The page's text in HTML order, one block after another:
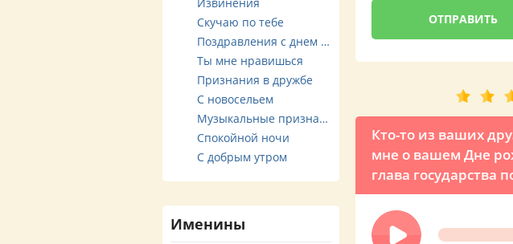
Кто-то из ваших
мне о вашем Дне
глава государства
друга Арсена по
Скучаю по тебе
Поздравления с днем свадьбы
Ты мне нравишься
Признания в дружбе
С новосельем
Музыкальные признания
Спокойной ночи
С добрым утром
Именины